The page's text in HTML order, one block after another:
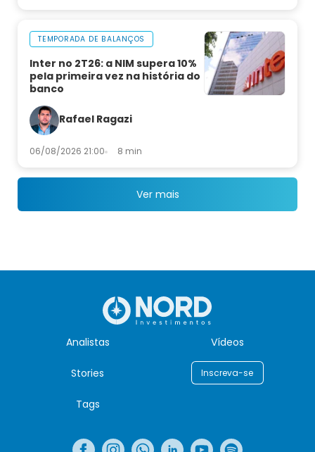
TEMPORADA DE BALANÇOS
Inter no 2T26: a NIM supera 10%
pela primeira vez na história do
banco
Rafael Ragazi
06/08/2026 21:00 8 min
Ver mais
Analistas Vídeos
Stories Inscreva-se
Tags